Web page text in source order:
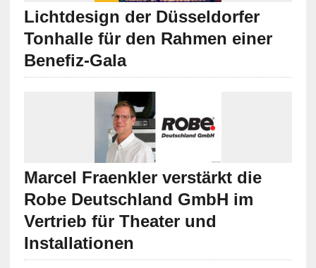
Lichtdesign der Düsseldorfer
Tonhalle für den Rahmen einer
Benefiz-Gala
Marcel Fraenkler verstärkt die
Robe Deutschland GmbH im
Vertrieb für Theater und
Installationen